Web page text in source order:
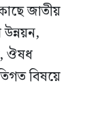
জাতীয়
ঔষধ
বিষয়ে